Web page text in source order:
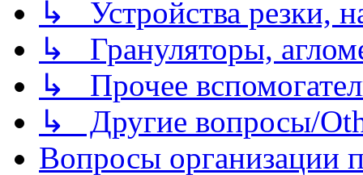
↳ Устройства резки,
↳ Грануляторы,
↳ Прочее
↳ Другие вопросы/
Вопросы организации